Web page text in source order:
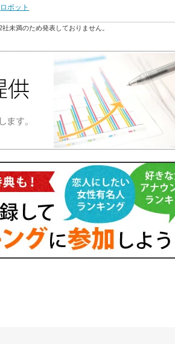
ロボット
未満のため発表しておりません。